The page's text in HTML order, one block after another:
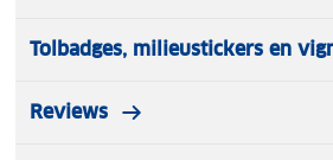
Tolbadges, milieustickers en
Reviews